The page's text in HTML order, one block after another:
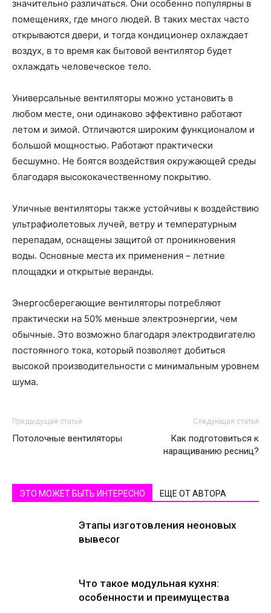
значительно различаться. Они особенно популярны в
помещениях, где много людей. В таких местах часто
открываются двери, и тогда кондиционер охлаждает
воздух, в то время как бытовой вентилятор будет
охлаждать человеческое тело.
Универсальные вентиляторы можно установить в
любом месте, они одинаково эффективно работают
летом и зимой. Отличаются широким функционалом и
большой мощностью. Работают практически
бесшумно. Не боятся воздействия окружающей среды
благодаря высококачественному покрытию.
Уличные вентиляторы также устойчивы к воздействию
ультрафиолетовых лучей, ветру и температурным
перепадам, оснащены защитой от проникновения
воды. Основные места их применения – летние
площадки и открытые веранды.
Энергосберегающие вентиляторы потребляют
практически на 50% меньше электроэнергии, чем
обычные. Это возможно благодаря электродвигателю
постоянного тока, который позволяет добиться
высокой производительности с минимальным уровнем
шума.
Предыдущая статья
Потолочные вентиляторы
Следующая статья
Как подготовиться к
наращиванию ресниц?
ЭТО МОЖЕТ БЫТЬ ИНТЕРЕСНО ЕЩЕ ОТ АВТОРА
Этапы изготовления неоновых
вывесоr
Что такое модульная кухня:
особенности и преимущества